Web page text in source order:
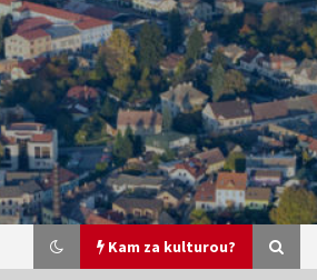
Kam za kulturou?